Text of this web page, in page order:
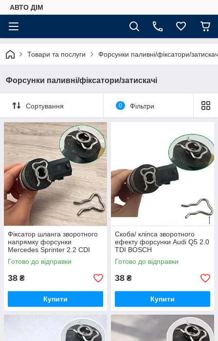
АВТО ДIМ
Товари та послуги Форсунки паливні/фіксатори/
Форсунки паливні/фіксатори/затискачі
Сортування 0 Фільтри
Фіксатор шланга зворотного
напрямку форсунки
Mercedes Sprinter 2.2 CDI
BOSCH Common Rail OE
F00VC22003
Готово до відправки
38 ₴
Купити
Скоба/ кліпса зворотного
ефекту форсунки Audi Q5 2.0
TDI BOSCH
Готово до відправки
38 ₴
Купити